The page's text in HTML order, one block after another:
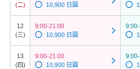
(二)
10,900 日圓
12
(三)
9:00-21:00
10,900 日圓
13
(四)
9:00-21:00
10,900 日圓